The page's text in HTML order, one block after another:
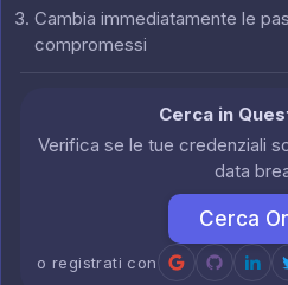
Cambia immediatamente le
compromessi
Cerca in
Verifica se le tue credenziali
data
Cerca
o registrati con